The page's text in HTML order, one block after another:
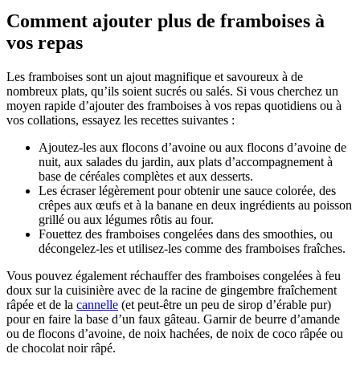
Comment ajouter plus de framboises à
vos repas
Les framboises sont un ajout magnifique et savoureux à de
nombreux plats, qu’ils soient sucrés ou salés. Si vous cherchez un
moyen rapide d’ajouter des framboises à vos repas quotidiens ou à
vos collations, essayez les recettes suivantes :
Ajoutez-les aux flocons d’avoine ou aux flocons d’avoine de
nuit, aux salades du jardin, aux plats d’accompagnement à
base de céréales complètes et aux desserts.
Les écraser légèrement pour obtenir une sauce colorée, des
crêpes aux œufs et à la banane en deux ingrédients au poisson
grillé ou aux légumes rôtis au four.
Fouettez des framboises congelées dans des smoothies, ou
décongelez-les et utilisez-les comme des framboises fraîches.
Vous pouvez également réchauffer des framboises congelées à feu
doux sur la cuisinière avec de la racine de gingembre fraîchement
râpée et de la cannelle (et peut-être un peu de sirop d’érable pur)
pour en faire la base d’un faux gâteau. Garnir de beurre d’amande
ou de flocons d’avoine, de noix hachées, de noix de coco râpée ou
de chocolat noir râpé.